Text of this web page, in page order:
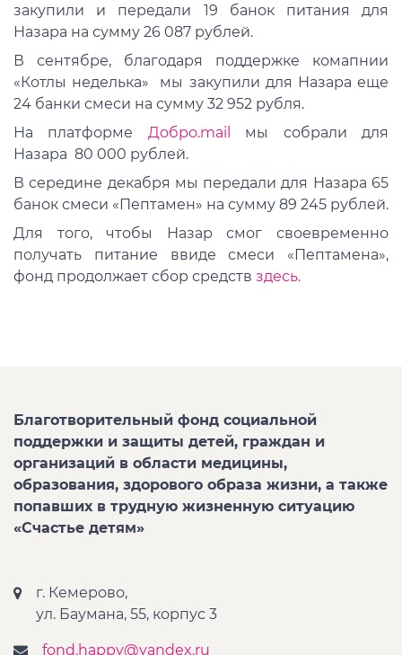
закупили и передали 19 банок питания для
Назара на сумму 26 087 рублей.
В сентябре, благодаря поддержке комапнии
«Котлы неделька» мы закупили для Назара еще
24 банки смеси на сумму 32 952 рубля.
На платформе Добро.mail
мы собрали для
Назара 80 000 рублей.
В середине декабря мы передали для Назара 65
банок смеси «Пептамен» на сумму 89 245 рублей.
Для того, чтобы Назар смог своевременно
получать питание ввиде смеси «Пептамена»,
фонд продолжает сбор средств здесь.
Благотворительный фонд социальной
поддержки и защиты детей, граждан и
организаций в области медицины,
образования, здорового образа жизни, а также
попавших в трудную жизненную ситуацию
«Счастье детям»
г. Кемерово,
ул. Баумана, 55, корпус 3
fond.happy@yandex.ru